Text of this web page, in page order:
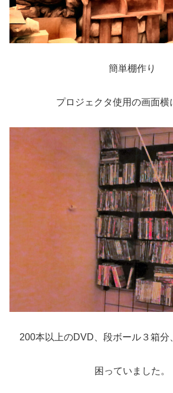
簡単棚作り
プロジェクタ使用の画面横
200本以上のDVD、段ボール３箱分
困っていました。